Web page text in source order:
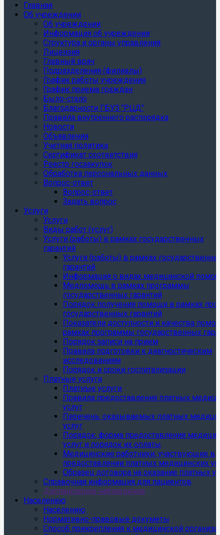
Главная
Об учреждении
Об учреждении
Информация об учреждении
Структура и органы управления
Лицензия
Главный врач
Подразделения (филиалы)
График работы учреждения
График приема граждан
Было-стало
Благодарности ГБУЗ "РЦД"
Правила внутреннего распорядка
Новости
Объявления
Учетная политика
Сертификат соответствия
Реестр госзакупок
Обработка персональных данных
Вопрос-ответ
Вопрос-ответ
Задать вопрос
Услуги
Услуги
Виды работ (услуг)
Услуги (работы) в рамках государственных
гарантий
Услуги (работы) в рамках
гарантий
Информация о видах медицинской
Медпомощь в рамках программы
государственных гарантий
Порядок получения помощи в рамках
государственных гарантий
Показатели доступности и качества
рамках программы государственных
Порядок записи на прием
Правила подготовки к диагностическим
исследованиям
Порядок и сроки госпитализации
Платные услуги
Платные услуги
Правила предоставления платных
услуг
Перечень, оказываемых платных
услуг
Порядок, форма предоставления
услуг и порядок их оплаты
Медицинские работники, участвующие в
предоставлении платных медицинских
Образец договора на оказание платных
Справочная информация для пациентов
Диспансерное наблюдение
Населению
Населению
Нормативно-правовые докуметы
Способ прикрепления к медицинской